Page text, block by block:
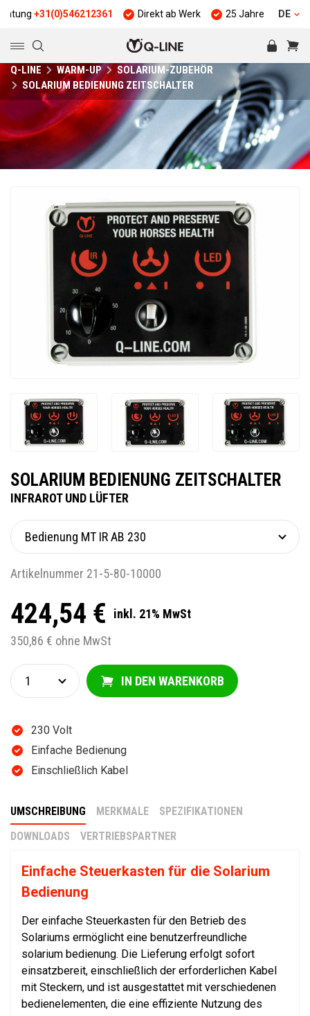
+31(0)546212361 Direkt ab Werk 25 Jahre ErfahrungDE
Q-LINE WARM-UP
SOLARIUM-ZUBEHÖR
SOLARIUM BEDIENUNG ZEITSCHALTER
SOLARIUM BEDIENUNG ZEITSCHALTER
INFRAROT UND LÜFTER
Artikelnummer 21-5-80-10000
424,54 €
inkl. 21% MwSt
350,86 € ohne MwSt
IN DEN WARENKORB
230 Volt
Einfache Bedienung
Einschließlich Kabel
UMSCHREIBUNG MERKMALE
SPEZIFIKATIONEN
DOWNLOADS
VERTRIEBSPARTNER
Einfache Steuerkasten für die Solarium
Bedienung
Der einfache Steuerkasten für den Betrieb des
Solariums ermöglicht eine benutzerfreundliche
solarium bedienung. Die Lieferung erfolgt sofort
einsatzbereit, einschließlich der erforderlichen Kabel
mit Steckern, und ist ausgestattet mit verschiedenen
bedienelementen, die eine effiziente Nutzung des